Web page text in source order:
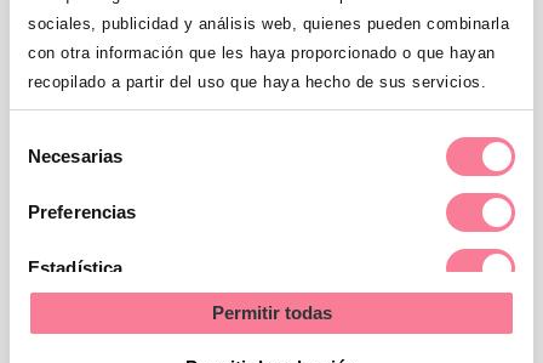
sociales, publicidad y análisis web, quienes pueden combinarla
con otra información que les haya proporcionado o que hayan
recopilado a partir del uso que haya hecho de sus servicios.
Necesarias
Preferencias
Estadística
Permitir todas
forma inmediata. Así que habrá que
aceptarlo como lo que es: una situación
normal. Las reprimendas, castigos, etc.
pueden tener un efecto negativo, porque
pueden reforzar esa conducta.
Si creéis que la masturbación puede tener
relación con el aburrimiento, podéis
intentar mantenerle ocupado con
actividades que le atraigan.